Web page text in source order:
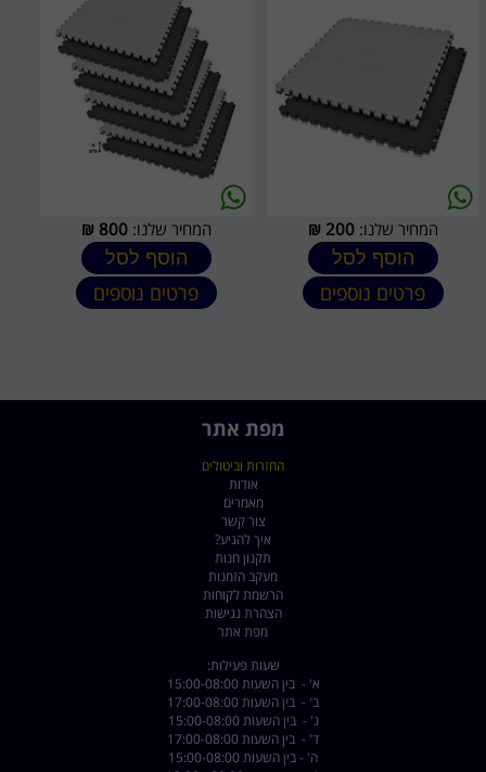
המחיר שלנו:200
₪
הוסף לסל
פרטים נוספים
המחיר שלנו:800
₪
הוסף לסל
פרטים נוספים
מפת אתר
החזרות וביטולים
אודות
מאמרים
צור קשר
איך להגיע?
תקנון חנות
מעקב הזמנות
הרשמת לקוחות
הצהרת נגישות
מפת אתר
שעות פעילות:
א' - בין השעות 15:00-08:00
ב' - בין השעות 17:00-08:00
ג' - בין השעות 15:00-08:00
ד' - בין השעות 17:00-08:00
ה' - בין השעות 15:00-08:00